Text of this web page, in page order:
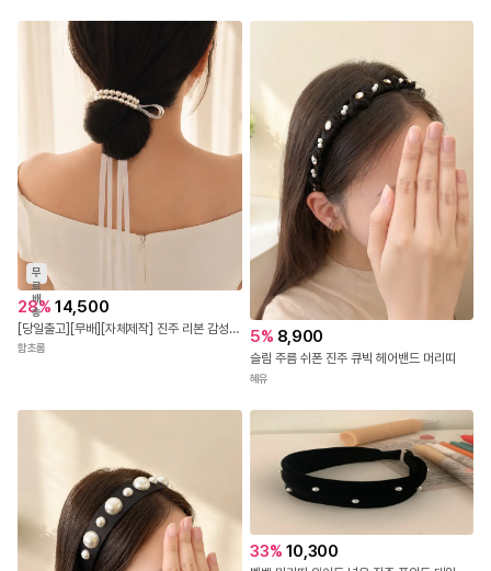
무
료
배
송
28% 14,500
[당일출고][무배][자체제작] 진주 리본 감성 헤어 머리띠 헤어끈 목걸이
함초롬
5% 8,900
슬림 주름 쉬폰 진주 큐빅 헤어밴드 머리띠
혜유
33% 10,300